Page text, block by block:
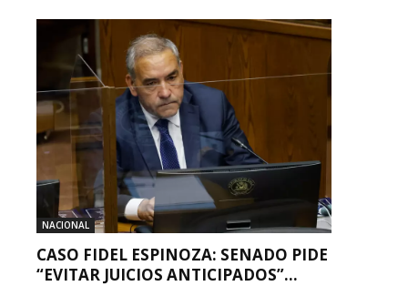
NACIONAL
CASO FIDEL ESPINOZA: SENADO PIDE
“EVITAR JUICIOS ANTICIPADOS”...